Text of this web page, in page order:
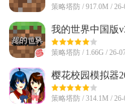
策略塔防 / 917.0M / 26-
我的世界中国版
策略塔防 / 1.66G / 26-
樱花校园模拟器
策略塔防 / 314.1M / 26-